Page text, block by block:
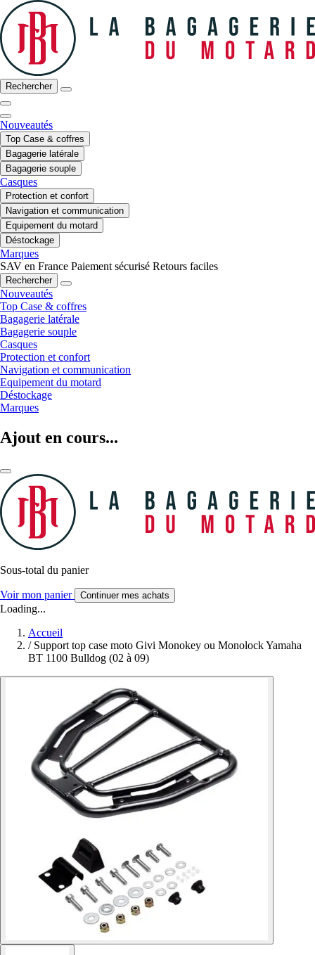
Rechercher
Nouveautés
Top Case & coffres
Bagagerie latérale
Bagagerie souple
Casques
Protection et confort
Navigation et communication
Equipement du motard
Déstockage
Marques
SAV en France Paiement sécurisé Retours faciles
Rechercher
Nouveautés
Top Case & coffres
Bagagerie latérale
Bagagerie souple
Casques
Protection et confort
Navigation et communication
Equipement du motard
Déstockage
Marques
Ajout en cours...
Sous-total du panier
Voir mon panier Continuer mes achats
Loading...
Accueil
/ Support top case moto Givi Monokey ou Monolock Yamaha
BT 1100 Bulldog (02 à 09)